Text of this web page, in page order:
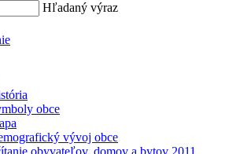
Hľadaný výraz
obce
vývoj obce
obyvateľov, domov a bytov 2011